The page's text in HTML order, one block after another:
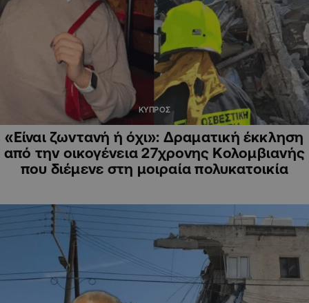
ΚΥΠΡΟΣ
«Είναι ζωντανή ή όχι»: Δραματική έκκληση
από την οικογένεια 27χρονης Κολομβιανής
που διέμενε στη μοιραία πολυκατοικία